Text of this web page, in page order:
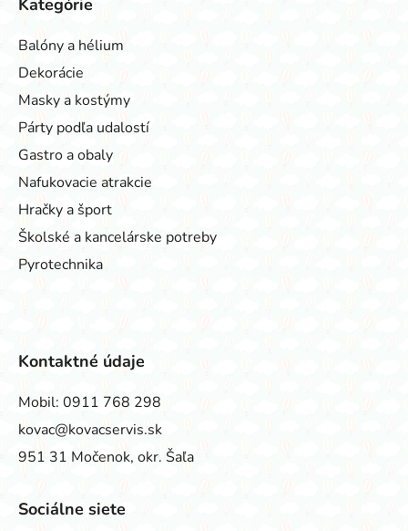
Balóny a hélium
Dekorácie
Masky a kostýmy
Párty podľa udalostí
Gastro a obaly
Nafukovacie atrakcie
Hračky a šport
Školské a kancelárske potreby
Pyrotechnika
Kontaktné údaje
Mobil: 0911 768 298
kovac@kovacservis.sk
951 31 Močenok, okr. Šaľa
Sociálne siete